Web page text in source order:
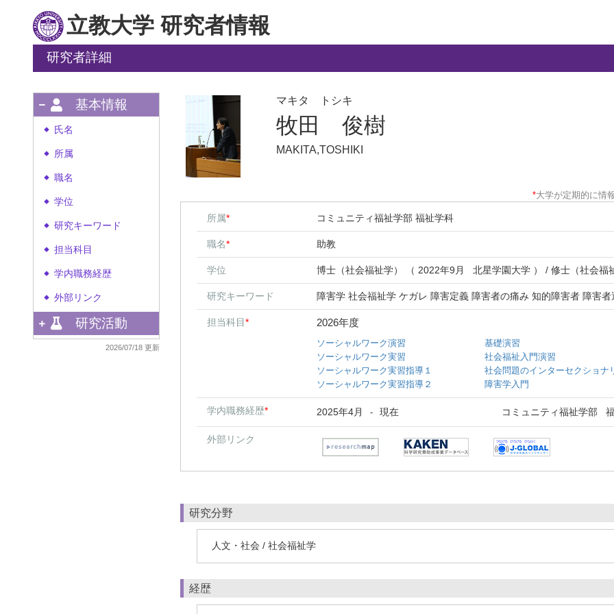
立教大学 研究者情報
研究者詳細
基本情報
◆ 氏名
◆ 所属
◆ 職名
◆ 学位
◆ 研究キーワード
◆ 担当科目
◆ 学内職務経歴
◆ 外部リンク
研究活動
2026/07/18 更新
マキタ トシキ
牧田 俊樹
MAKITA,TOSHIKI
*大学が定期的に情
所属* コミュニティ福祉学部 福祉学科
職名* 助教
学位 博士（社会福祉学） （ 2022年9月 北星学園大学 ） / 修士（社会福
研究キーワード 障害学 社会福祉学 ケガレ 障害定義 障害者の痛み 知的障害者 障害者
担当科目* 2026年度
ソーシャルワーク演習
ソーシャルワーク実習
ソーシャルワーク実習指導１
ソーシャルワーク実習指導２
基礎演習
社会福祉入門演習
社会問題のインターセクショナ
障害学入門
学内職務経歴* 2025年4月 - 現在 コミュニティ福祉学部
外部リンク
研究分野
人文・社会 / 社会福祉学
経歴